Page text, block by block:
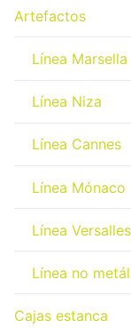
Artefactos
Línea Marsella
Línea Niza
Línea Cannes
Línea Mónaco
Línea Versalles
Línea no
Cajas estanca